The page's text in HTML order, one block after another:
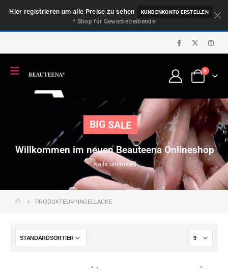
Hier registrieren um alle Preise zu sehen KUNDENKONTO ERSTELLEN
* Shop für Gewerbetreibende
0
BIG SALE
Willkommen im neuen Beauteena Onlineshop
Nails unlimited
PRODUKTEUV-NAGELLACKE